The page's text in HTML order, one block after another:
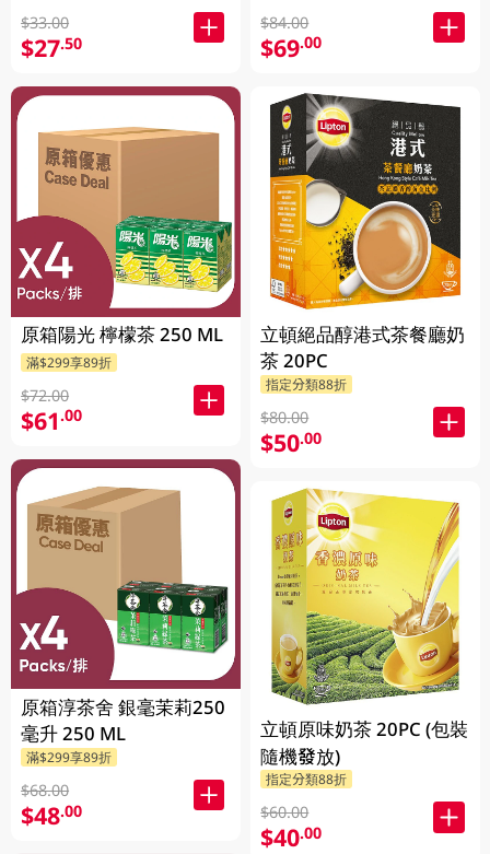
$33.00
$27.50
原箱陽光 檸檬茶 250 ML
滿$299享89折
$72.00
$61.00
原箱淳茶舍 銀毫茉莉250
毫升 250 ML
滿$299享89折
$68.00
$48.00
$84.00
$69.00
立頓絕品醇港式茶餐廳奶
茶 20PC
指定分類88折
$80.00
$50.00
立頓原味奶茶 20PC (包裝
隨機發放)
指定分類88折
$60.00
$40.00